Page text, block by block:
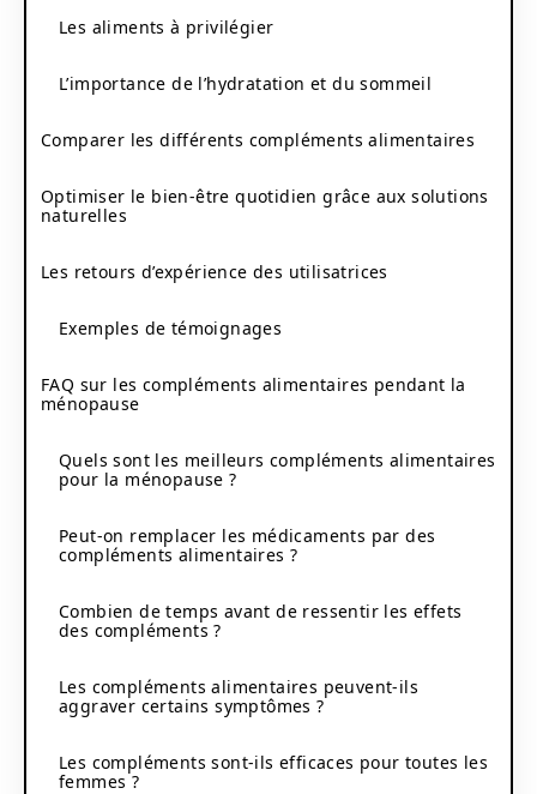
Les aliments à privilégier
L’importance de l’hydratation et du sommeil
Comparer les différents compléments alimentaires
Optimiser le bien-être quotidien grâce aux solutions
naturelles
Les retours d’expérience des utilisatrices
Exemples de témoignages
FAQ sur les compléments alimentaires pendant la
ménopause
Quels sont les meilleurs compléments alimentaires
pour la ménopause ?
Peut-on remplacer les médicaments par des
compléments alimentaires ?
Combien de temps avant de ressentir les effets
des compléments ?
Les compléments alimentaires peuvent-ils
aggraver certains symptômes ?
Les compléments sont-ils efficaces pour toutes les
femmes ?